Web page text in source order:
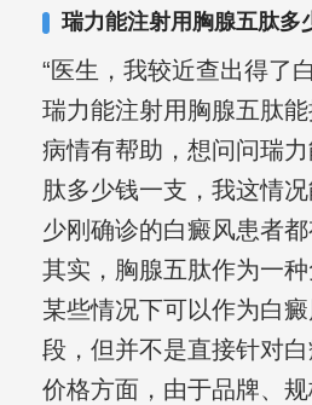
合巩固用药的调理
导，全方位帮助患
瑞力能注射用胸腺五肽多
“医生，我较近查出得了
瑞力能注射用胸腺五肽
病情有帮助，想问问瑞
肽多少钱一支，我这情
少刚确诊的白癜风患者都
其实，胸腺五肽作为一
某些情况下可以作为白
段，但并不是直接针对白
价格方面，由于品牌、